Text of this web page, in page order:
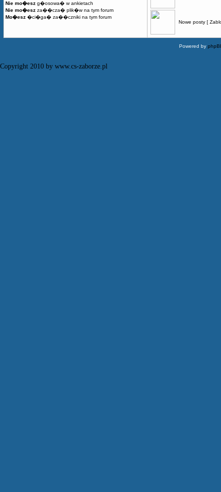
Nie mo�esz g�osowa� w ankietach
Nie mo�esz za��cza� plik�w na tym forum
Mo�esz �ci�ga� za��czniki na tym forum
Nowe posty [
Powered by
Copyright 2010 by www.cs-zaborze.pl